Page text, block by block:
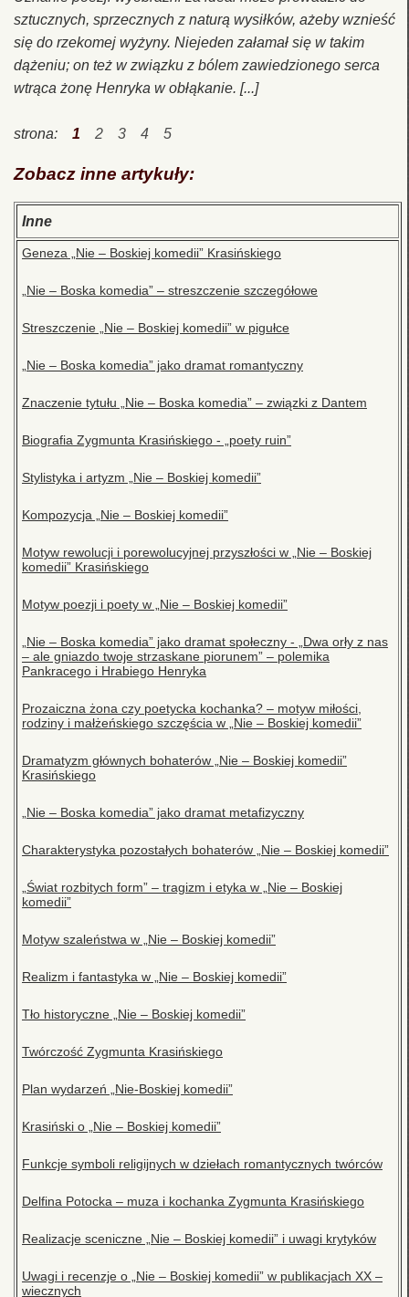
sztucznych, sprzecznych z naturą wysiłków, ażeby wznieść
się do rzekomej wyżyny. Niejeden załamał się w takim
dążeniu; on też w związku z bólem zawiedzionego serca
wtrąca żonę Henryka w obłąkanie. [...]
strona: 1 2 3 4 5
Zobacz inne artykuły:
Inne
Geneza „Nie – Boskiej komedii” Krasińskiego
„Nie – Boska komedia” – streszczenie szczegółowe
Streszczenie „Nie – Boskiej komedii” w pigułce
„Nie – Boska komedia” jako dramat romantyczny
Znaczenie tytułu „Nie – Boska komedia” – związki z Dantem
Biografia Zygmunta Krasińskiego - „poety ruin”
Stylistyka i artyzm „Nie – Boskiej komedii”
Kompozycja „Nie – Boskiej komedii”
Motyw rewolucji i porewolucyjnej przyszłości w „Nie – Boskiej
komedii” Krasińskiego
Motyw poezji i poety w „Nie – Boskiej komedii”
„Nie – Boska komedia” jako dramat społeczny - „Dwa orły z nas
– ale gniazdo twoje strzaskane piorunem” – polemika
Pankracego i Hrabiego Henryka
Prozaiczna żona czy poetycka kochanka? – motyw miłości,
rodziny i małżeńskiego szczęścia w „Nie – Boskiej komedii”
Dramatyzm głównych bohaterów „Nie – Boskiej komedii”
Krasińskiego
„Nie – Boska komedia” jako dramat metafizyczny
Charakterystyka pozostałych bohaterów „Nie – Boskiej komedii”
„Świat rozbitych form” – tragizm i etyka w „Nie – Boskiej
komedii”
Motyw szaleństwa w „Nie – Boskiej komedii”
Realizm i fantastyka w „Nie – Boskiej komedii”
Tło historyczne „Nie – Boskiej komedii”
Twórczość Zygmunta Krasińskiego
Plan wydarzeń „Nie-Boskiej komedii”
Krasiński o „Nie – Boskiej komedii”
Funkcje symboli religijnych w dziełach romantycznych twórców
Delfina Potocka – muza i kochanka Zygmunta Krasińskiego
Realizacje sceniczne „Nie – Boskiej komedii” i uwagi krytyków
Uwagi i recenzje o „Nie – Boskiej komedii” w publikacjach XX –
wiecznych